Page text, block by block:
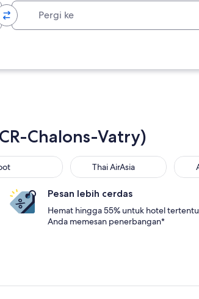
Chalons-Vatry)
Thai AirAsia
Pesan lebih cerdas
Hemat hingga 55% untuk hotel
Anda memesan penerbangan*